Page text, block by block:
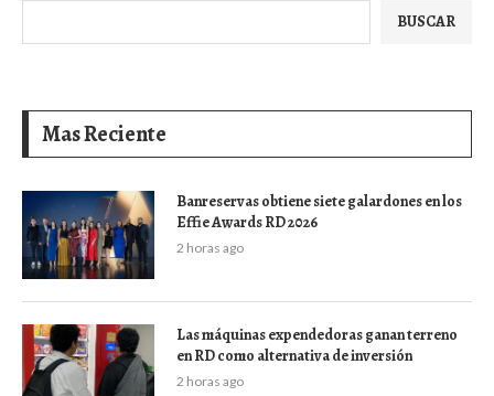
BUSCAR
Mas Reciente
Banreservas obtiene siete galardones en los
Effie Awards RD 2026
2 horas ago
Las máquinas expendedoras ganan terreno
en RD como alternativa de inversión
2 horas ago